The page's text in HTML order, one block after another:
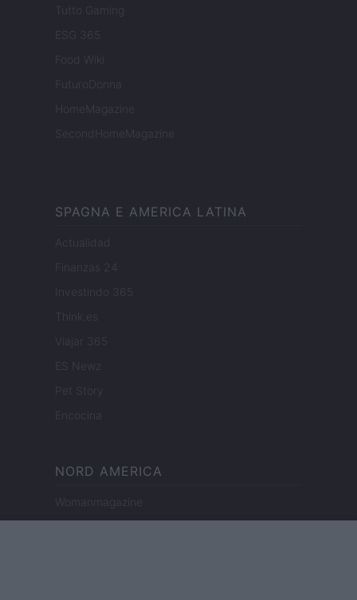
Tutto Gaming
ESG 365
Food Wiki
FuturoDonna
HomeMagazine
SecondHomeMagazine
SPAGNA E AMERICA LATINA
Actualidad
Finanzas 24
Investindo 365
Think.es
Viajar 365
ES Newz
Pet Story
Encocina
NORD AMERICA
Womanmagazine